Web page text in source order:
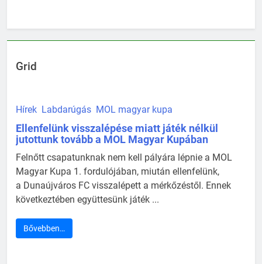
Grid
Hírek Labdarúgás MOL magyar kupa
Ellenfelünk visszalépése miatt játék nélkül
jutottunk tovább a MOL Magyar Kupában
Felnőtt csapatunknak nem kell pályára lépnie a MOL
Magyar Kupa 1. fordulójában, miután ellenfelünk,
a Dunaújváros FC visszalépett a mérkőzéstől. Ennek
következtében együttesünk játék ...
Bővebben…